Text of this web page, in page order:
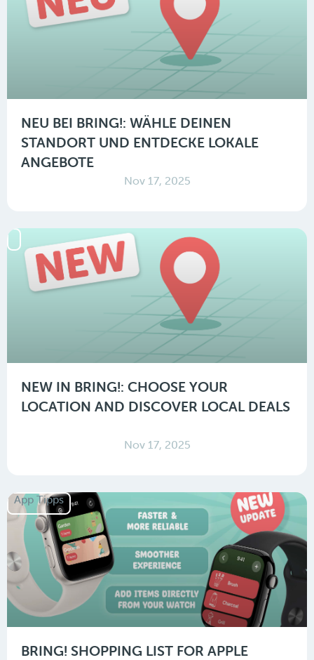
NEU BEI BRING!: WÄHLE DEINEN
STANDORT UND ENTDECKE LOKALE
ANGEBOTE
Nov 17, 2025
NEW IN BRING!: CHOOSE YOUR
LOCATION AND DISCOVER LOCAL DEALS
Nov 17, 2025
App Tipps
BRING! SHOPPING LIST FOR APPLE